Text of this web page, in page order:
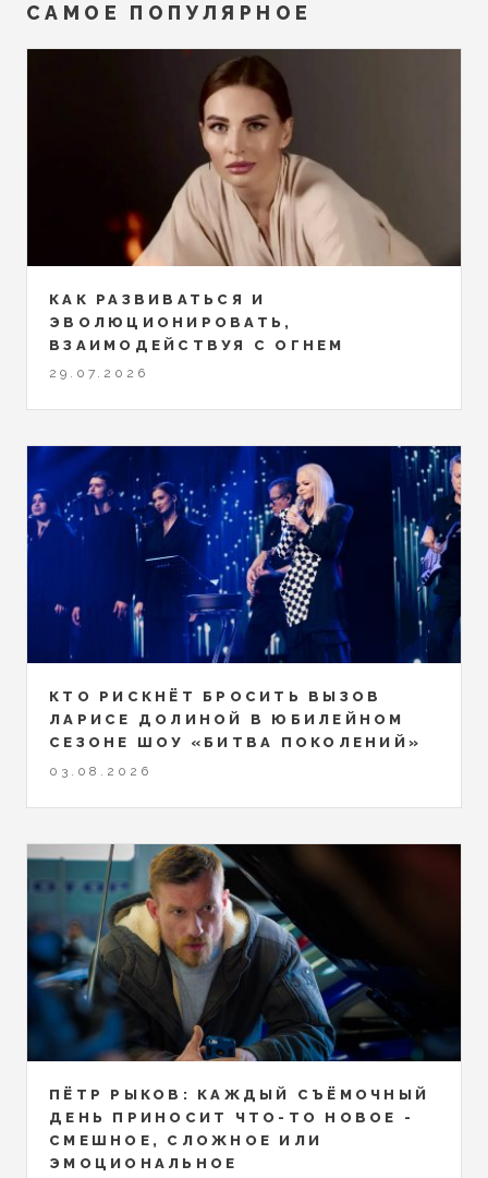
САМОЕ ПОПУЛЯРНОЕ
КАК РАЗВИВАТЬСЯ И
ЭВОЛЮЦИОНИРОВАТЬ,
ВЗАИМОДЕЙСТВУЯ С ОГНЕМ
29.07.2026
КТО РИСКНЁТ БРОСИТЬ ВЫЗОВ
ЛАРИСЕ ДОЛИНОЙ В ЮБИЛЕЙНОМ
СЕЗОНЕ ШОУ «БИТВА ПОКОЛЕНИЙ»
03.08.2026
ПЁТР РЫКОВ: КАЖДЫЙ СЪЁМОЧНЫЙ
ДЕНЬ ПРИНОСИТ ЧТО-ТО НОВОЕ -
СМЕШНОЕ, СЛОЖНОЕ ИЛИ
ЭМОЦИОНАЛЬНОЕ